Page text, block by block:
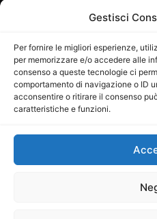
Gestisci
Per fornire le migliori esperienze,
per memorizzare e/o accedere alle
consenso a queste tecnologie ci
comportamento di navigazione o ID
acconsentire o ritirare il consenso
caratteristiche e funzioni.
29/09/
Direttore Editoriale:
Direttore
P.IVA:
Mercurio Comunicazione
iscritta al Registro degli